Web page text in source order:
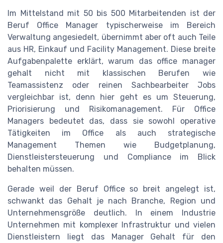
Im Mittelstand mit 50 bis 500 Mitarbeitenden ist der
Beruf Office Manager typischerweise im Bereich
Verwaltung angesiedelt, übernimmt aber oft auch Teile
aus HR, Einkauf und Facility Management. Diese breite
Aufgabenpalette erklärt, warum das office manager
gehalt nicht mit klassischen Berufen wie
Teamassistenz oder reinen Sachbearbeiter Jobs
vergleichbar ist, denn hier geht es um Steuerung,
Priorisierung und Risikomanagement. Für Office
Managers bedeutet das, dass sie sowohl operative
Tätigkeiten im Office als auch strategische
Management Themen wie Budgetplanung,
Dienstleistersteuerung und Compliance im Blick
behalten müssen.
Gerade weil der Beruf Office so breit angelegt ist,
schwankt das Gehalt je nach Branche, Region und
Unternehmensgröße deutlich. In einem Industrie
Unternehmen mit komplexer Infrastruktur und vielen
Dienstleistern liegt das Manager Gehalt für den